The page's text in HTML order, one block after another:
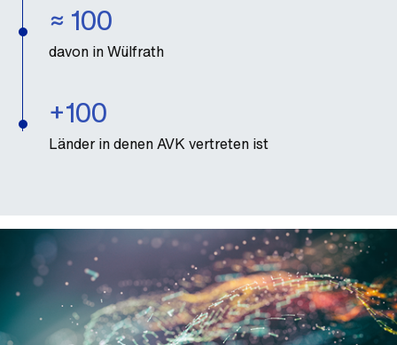
≈ 100
davon in Wülfrath
+100
Länder in denen AVK vertreten ist